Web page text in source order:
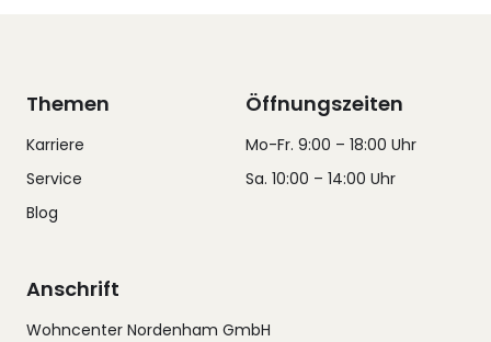
Themen
Karriere
Service
Blog
Öffnungszeiten
Mo-Fr. 9:00 – 18:00 Uhr
Sa. 10:00 – 14:00 Uhr
Anschrift
Wohncenter Nordenham GmbH